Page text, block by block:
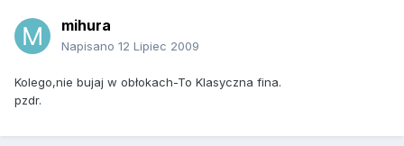
mihura
Napisano 12 Lipiec 2009
Kolego,nie bujaj w obłokach-To Klasyczna fina.
pzdr.